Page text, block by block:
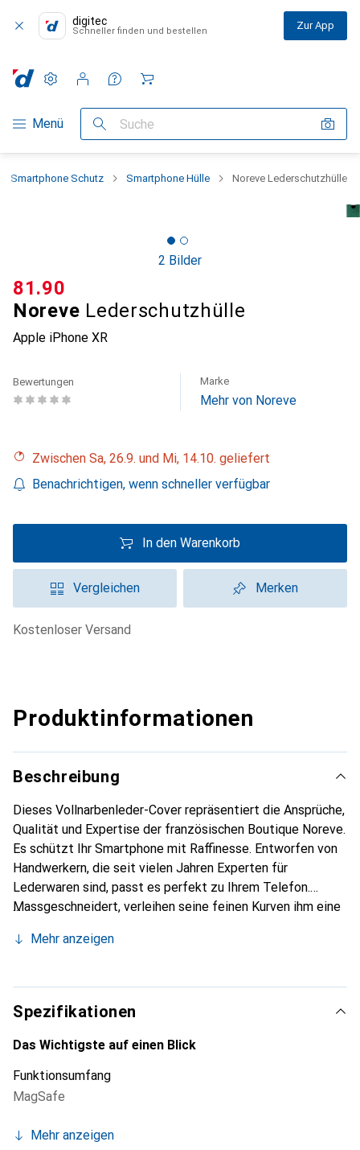
digitec
Schneller finden und bestellen Zur App
Navigation nach Kategorien
Menü Suche
Einstellungen
Kundenkonto
Vergleichslisten
Merklisten
Warenkorb
Smartphone Schutz Smartphone Hülle Noreve Lederschutzhülle
2 Bilder
Noreve Lederschutzhülle
Apple iPhone XR
CHF
81.90
Bewertungen Marke
Mehr von Noreve
Zwischen Sa, 26.9. und Mi, 14.10. geliefert
Benachrichtigen, wenn schneller verfügbar
In den Warenkorb
Vergleichen Merken
kostenloser Versand
Produktinformationen
Beschreibung
Dieses Vollnarbenleder-Cover repräsentiert die Ansprüche,
Qualität und Expertise der französischen Boutique Noreve.
Es schützt Ihr Smartphone mit Raffinesse. Entworfen von
Handwerkern, die seit vielen Jahren Experten für
Lederwaren sind, passt es perfekt zu Ihrem Telefon.
Massgeschneidert, verleihen seine feinen Kurven ihm eine
unverzichtbaren Accessoire Ihres Smartphones.
die Marke Noreve eine sichere Wahl für eine
anspruchsvolle Kundschaft.
Mehr anzeigen
Spezifikationen
Das Wichtigste auf einen Blick
Funktionsumfang
MagSafe
Mehr anzeigen